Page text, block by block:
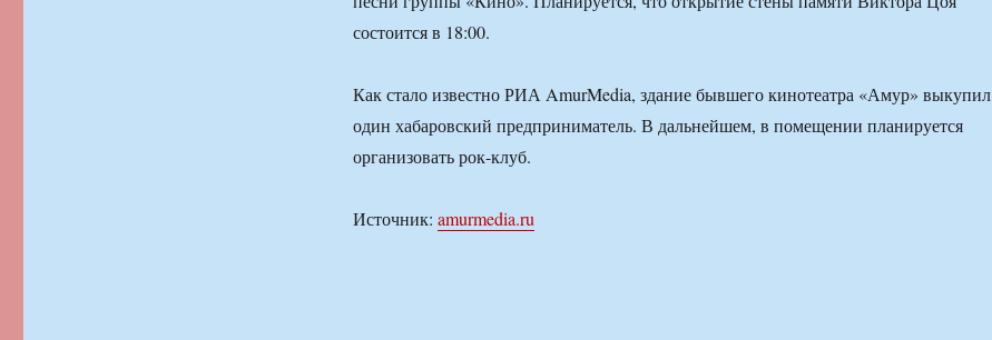
состоится в 18:00.
Как стало известно РИА AmurMedia, здание бывшего кинотеатра «Амур» выкупил
один хабаровский предприниматель. В дальнейшем, в помещении планируется
организовать рок-клуб.
Источник: amurmedia.ru